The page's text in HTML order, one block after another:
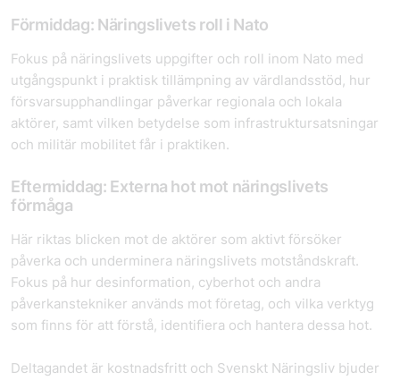
Förmiddag: Näringslivets roll i Nato
Fokus på näringslivets uppgifter och roll inom Nato med
utgångspunkt i praktisk tillämpning av värdlandsstöd, hur
försvarsupphandlingar påverkar regionala och lokala
aktörer, samt vilken betydelse som infrastruktursatsningar
och militär mobilitet får i praktiken.
Eftermiddag: Externa hot mot näringslivets
förmåga
Här riktas blicken mot de aktörer som aktivt försöker
påverka och underminera näringslivets motståndskraft.
Fokus på hur desinformation, cyberhot och andra
påverkanstekniker används mot företag, och vilka verktyg
som finns för att förstå, identifiera och hantera dessa hot.
Deltagandet är kostnadsfritt och Svenskt Näringsliv bjuder